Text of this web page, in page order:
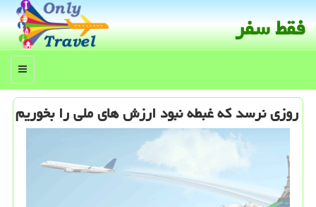
فقط سفر
منو
روزی نرسد كه غبطه نبود ارزش های ملی را بخوریم